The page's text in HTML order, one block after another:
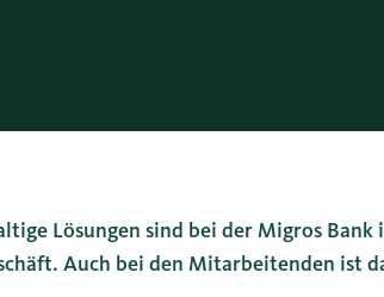
Lösungen sind bei der Migros
Auch bei den Mitarbeitenden ist